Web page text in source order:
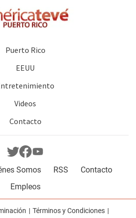
Puerto Rico
EEUU
Videos
Contacto
Somos RSS
Contacto
Empleos
Términos y Condiciones